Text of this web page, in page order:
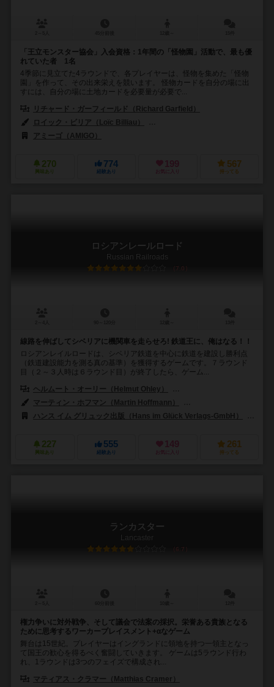
「王立モンスター協会」入会資格：1年間の「怪物園」活動で、最も優
れていた者 1名
4季節に見立てた4ラウンドで、各プレイヤーは、怪物を集めた「怪物
園」を作って、その出来栄えを競います。 怪物カードを自分の場に出
すには、自分の場に土地カードを必要量が必要で...
リチャード・ガーフィールド（Richard Garfield）
ロイック・ビリア（Loïc Billiau）
アミーゴ（AMIGO）
270
興味あり
774
経験あり
199
お気に入り
567
持ってる
ロシアンレールロード
Russian Railroads
7.0
線路を伸ばしてシベリアに機関車を走らせろ! 鉄道王に、俺はなる！！
ロシアンレイルロードは、シベリア鉄道を中心に鉄道を建設し勝利点
（鉄道建設能力を測る真の基準）を獲得するゲームです。７ラウンド
目（２～３人時は６ラウンド目）が終了したら、ゲーム...
ヘルムート・オーリー（Helmut Ohley）
マーティン・ホフマン（Martin Hoffmann）
ハンス イム グリュック出版（Hans im Glück Verlags-GmbH）
227
興味あり
555
経験あり
149
お気に入り
261
持ってる
ランカスター
Lancaster
6.7
権力争いに対外戦争、そして議会で法案の採択。栄誉ある貴族となる
ために思考するワーカープレイスメント+αなゲーム
舞台は15世紀。プレイヤーはイングランドに領地を持つ一領主となっ
て国王の歓心を得るべく奮闘していきます。 ゲームは5ラウンド行わ
れ、1ラウンドは3つのフェイズで構成され...
マティアス・クラマー（Matthias Cramer）